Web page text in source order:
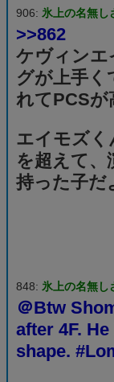
906: 氷上の名無し
>>862
ケヴィンエ
グが上手く
れてPCSが
エイモズく
を超えて、
持った子だ
848: 氷上の名無し
＠Btw
after 4F.
shape.